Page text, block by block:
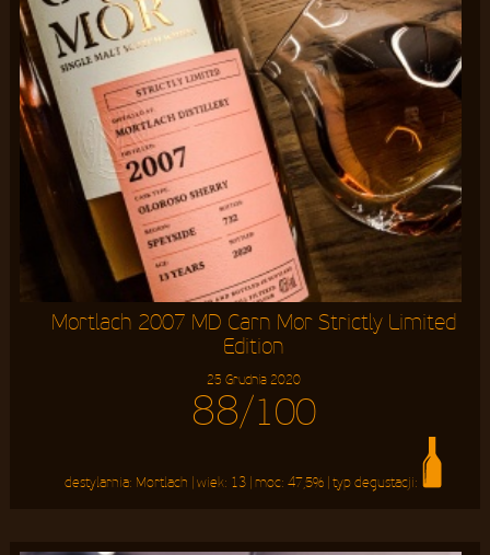
Mortlach 2007 MD Carn Mor Strictly Limited
Edition
25 Grudnia 2020
88/100
destylarnia: Mortlach | wiek: 13 | moc:47,5% | typ degustacji: